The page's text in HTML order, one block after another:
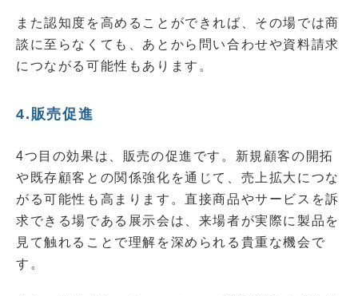
また認知度を高めることができれば、その場では商
談に至らなくても、あとから問い合わせや資料請求
につながる可能性もあります。
4.販売促進
4つ目の効果は、販売の促進です。新規顧客の開拓
や既存顧客との関係強化を通じて、売上拡大につな
がる可能性も高まります。直接商品やサービスを訴
求できる場である展示会は、来場者が実際に製品を
見て触れることで理解を深められる貴重な機会で
す。